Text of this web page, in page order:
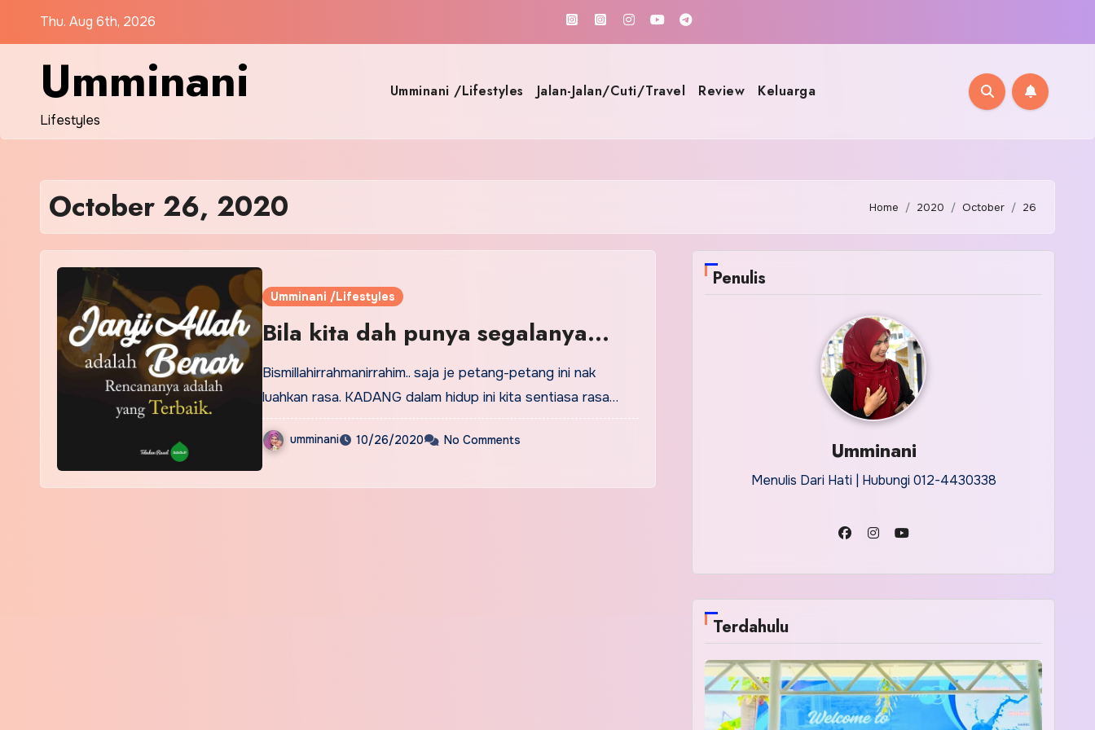
Thu. Aug 6th, 2026
Umminani
Lifestyles
Umminani /Lifestyles Jalan-Jalan/Cuti/Travel Review Keluarga
October 26, 2020 Home 2020 October 26
Umminani /Lifestyles
Bila kita dah punya segalanya…
Bismillahirrahmanirrahim.. saja je petang-petang ini nak
luahkan rasa. KADANG dalam hidup ini kita sentiasa rasa…
umminani 10/26/2020 No Comments
Penulis
Umminani
Menulis Dari Hati | Hubungi 012-4430338
Terdahulu